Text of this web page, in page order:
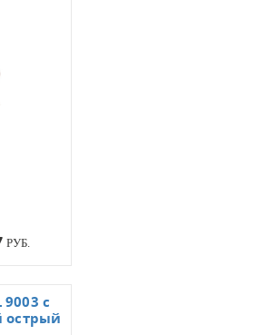
РУБ.
с
острый